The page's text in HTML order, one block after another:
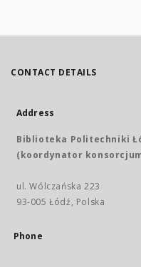
CONTACT DETAILS
Address
Biblioteka Politechniki
(koordynator konsorcjum
ul. Wólczańska 223
93-005 Łódź, Polska
Phone